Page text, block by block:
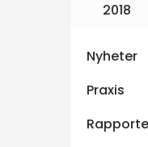
2018
Nyheter
Praxis